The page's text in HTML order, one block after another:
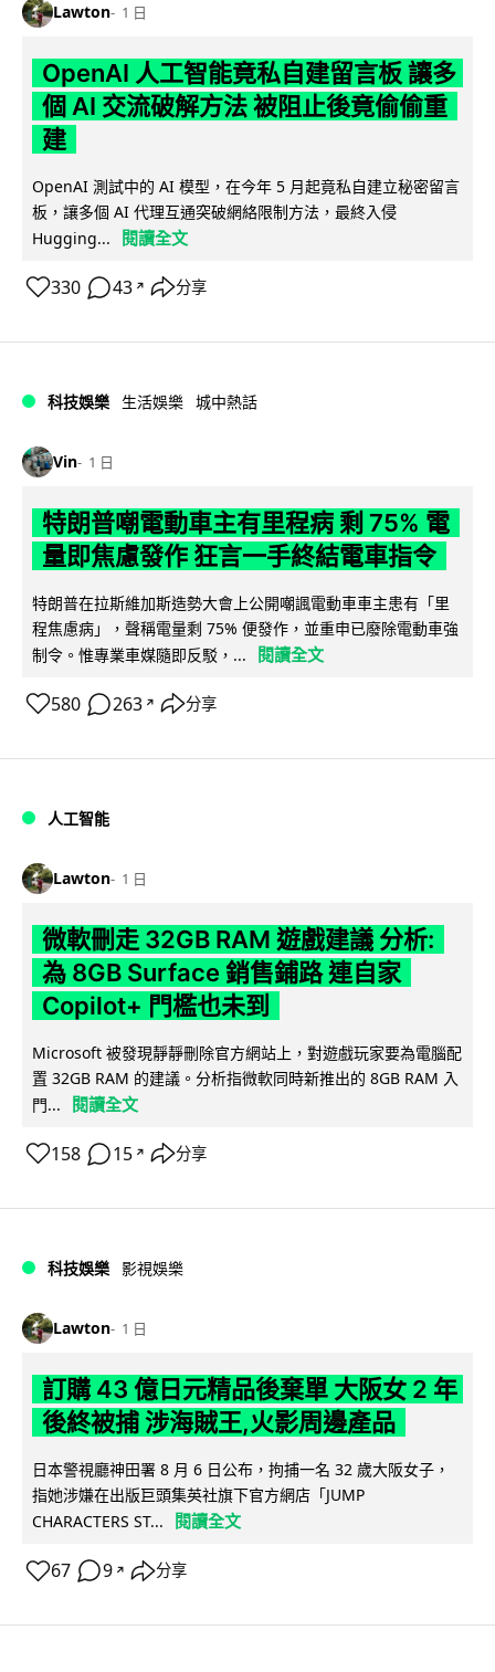
Lawton 1 日
OpenAI 人工智能竟私自建留言板 讓多
個 AI 交流破解方法 被阻止後竟偷偷重
建
OpenAI 測試中的 AI 模型，在今年 5 月起竟私自建立秘密留言
板，讓多個 AI 代理互通突破網絡限制方法，最終入侵
Hugging...
閱讀全文
330 43 ↗ 分享
科技娛樂 生活娛樂 城中熱話
Vin 1 日
特朗普嘲電動車主有里程病 剩 75% 電
量即焦慮發作 狂言一手終結電車指令
特朗普在拉斯維加斯造勢大會上公開嘲諷電動車車主患有「里
程焦慮病」，聲稱電量剩 75% 便發作，並重申已廢除電動車強
制令。惟專業車媒隨即反駁，...
閱讀全文
580 263 ↗ 分享
人工智能
Lawton 1 日
微軟刪走 32GB RAM 遊戲建議 分析:
為 8GB Surface 銷售鋪路 連自家
Copilot+ 門檻也未到
Microsoft 被發現靜靜刪除官方網站上，對遊戲玩家要為電腦配
置 32GB RAM 的建議。分析指微軟同時新推出的 8GB RAM 入
門...
閱讀全文
158 15 ↗ 分享
科技娛樂 影視娛樂
Lawton 1 日
訂購 43 億日元精品後棄單 大阪女 2 年
後終被捕 涉海賊王,火影周邊產品
日本警視廳神田署 8 月 6 日公布，拘捕一名 32 歲大阪女子，
指她涉嫌在出版巨頭集英社旗下官方網店「JUMP
CHARACTERS ST...
閱讀全文
67 9 ↗ 分享